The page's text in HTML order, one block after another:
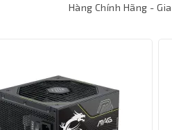
Hàng Chính Hãng -